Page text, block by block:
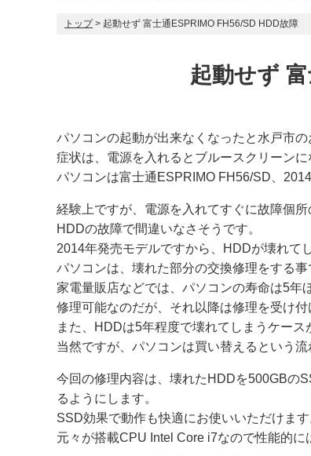
トップ> 起動せず 富士通ESPRIMO FH56/SD HDD故障
起動せず
パソコンの起動が出来なくなったと水戸市の
症状は、電源を入れるとブルースクリーン
パソコンは富士通ESPRIMO FH56/SD、
経験上ですが、電源を入れてすぐに故障個所
HDDの故障で間違いなさそうです。
2014年発売モデルですから、HDDが壊れて
パソコンは、壊れた部分の交換修理をする事
家電量販店などでは、パソコンの寿命は5年
修理可能なのだが、それ以降は修理を受け付
また、HDDは5年程度で壊れてしまうケース
当然ですが、パソコンは買い替えるという
今回の修理内容は、壊れたHDDを500GBの
るようにします。
SSD効果で動作も快適にお使いいただけます
元々が搭載CPU Intel Core i7なので性能的に